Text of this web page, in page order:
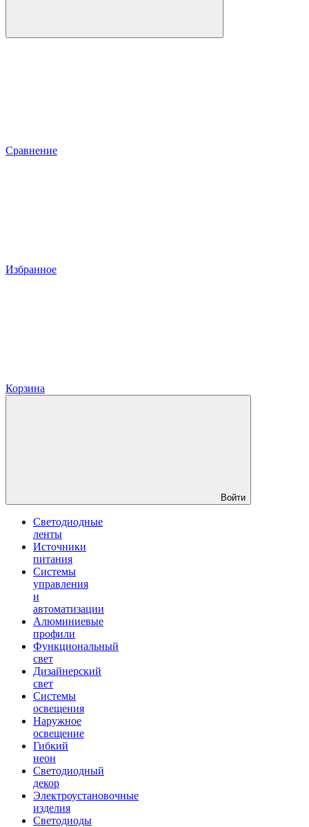
Сравнение
Избранное
Корзина
Войти
Светодиодные
ленты
Источники
питания
Системы
управления
и
автоматизации
Алюминиевые
профили
Функциональный
свет
Дизайнерский
свет
Системы
освещения
Наружное
освещение
Гибкий
неон
Светодиодный
декор
Электроустановочные
изделия
Светодиоды